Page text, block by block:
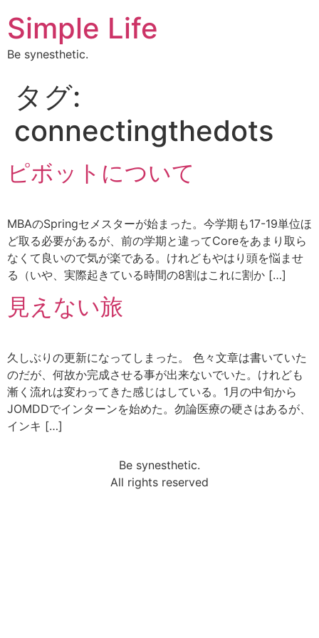
Simple Life
Be synesthetic.
タグ:
connectingthedots
ピボットについて
MBAのSpringセメスターが始まった。今学期も17-19単位ほ
ど取る必要があるが、前の学期と違ってCoreをあまり取ら
なくて良いので気が楽である。けれどもやはり頭を悩ませ
る（いや、実際起きている時間の8割はこれに割か […]
見えない旅
久しぶりの更新になってしまった。 色々文章は書いていた
のだが、何故か完成させる事が出来ないでいた。けれども
漸く流れは変わってきた感じはしている。1月の中旬から
JOMDDでインターンを始めた。勿論医療の硬さはあるが、
インキ […]
Be synesthetic.
All rights reserved